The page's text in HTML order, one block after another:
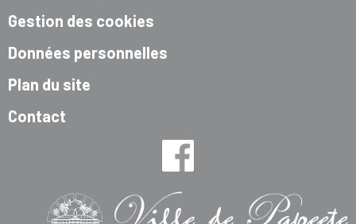
Gestion des cookies
Données personnelles
Plan du site
Contact